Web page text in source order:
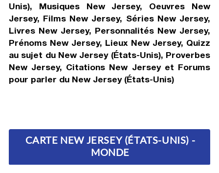
Unis), Musiques New Jersey, Oeuvres New
Jersey, Films New Jersey, Séries New Jersey,
Livres New Jersey, Personnalités New Jersey,
Prénoms New Jersey, Lieux New Jersey, Quizz
au sujet du New Jersey (États-Unis), Proverbes
New Jersey, Citations New Jersey et Forums
pour parler du New Jersey (États-Unis)
CARTE NEW JERSEY (ÉTATS-UNIS) -
MONDE